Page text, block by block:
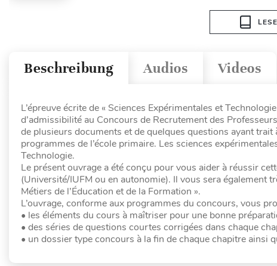
Videos
Audios
Beschreibung
L’épreuve écrite de « Sciences Expérimentales et
d’admissibilité au Concours de Recrutement des
de plusieurs documents et de quelques questions ayant
programmes de l’école primaire. Les sciences
Technologie.
Le présent ouvrage a été conçu pour vous aider à réussir
(Université/IUFM ou en autonomie). Il vous sera également
Métiers de l’Éducation et de la Formation ».
L’ouvrage, conforme aux programmes du concours, vous
• les éléments du cours à maîtriser pour une bonne
• des séries de questions courtes corrigées dans chaque
• un dossier type concours à la fin de chaque chapitre ainsi